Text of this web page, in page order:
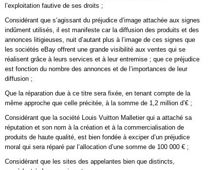
l’exploitation fautive de ses droits ;
Considérant que s’agissant du préjudice d’image attachée aux signes
indûment utilisés, il est manifeste car la diffusion des produits et des
annonces litigieuses, nuit d’autant plus à l’image de ces signes que
les sociétés eBay offrent une grande visibilité aux ventes qui se
réalisent grâce à leurs services et à leur entremise ; que ce préjudice
est fonction du nombre des annonces et de l’importances de leur
diffusion ;
Que la réparation due à ce titre sera fixée, en tenant compte de la
même approche que celle précitée, à la somme de 1,2 million d’€ ;
Considérant que la société Louis Vuitton Malletier qui a attaché sa
réputation et son nom à la création et à la commercialisation de
produits de haute qualité, est bien fondée à exciper d’un préjudice
moral qui sera réparé par l’allocation d’une somme de 100 000 € ;
Considérant que les sites des appelantes bien que distincts,